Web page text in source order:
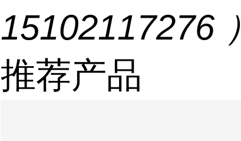
15102117276 ）
推荐产品